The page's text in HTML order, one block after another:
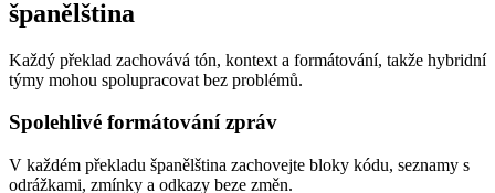
španělština
Každý překlad zachovává tón, kontext a formátování, takže hybridní
týmy mohou spolupracovat bez problémů.
Spolehlivé formátování zpráv
V každém překladu španělština zachovejte bloky kódu, seznamy s
odrážkami, zmínky a odkazy beze změn.